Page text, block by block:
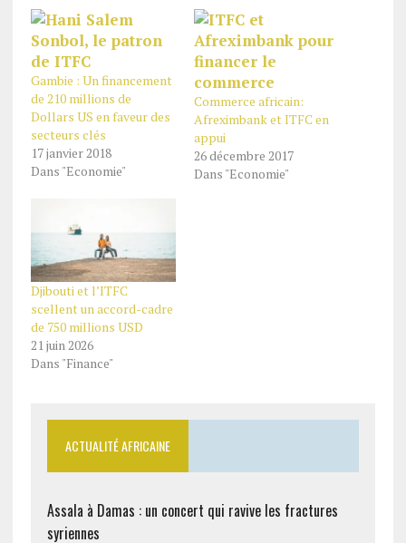
Gambie : Un financement
de 210 millions de
Dollars US en faveur des
secteurs clés
17 janvier 2018
Dans "Economie"
Commerce africain:
Afreximbank et ITFC en
appui
26 décembre 2017
Dans "Economie"
Djibouti et l’ITFC
scellent un accord-cadre
de 750 millions USD
21 juin 2026
Dans "Finance"
ACTUALITÉ AFRICAINE
Assala à Damas : un concert qui ravive les fractures
syriennes